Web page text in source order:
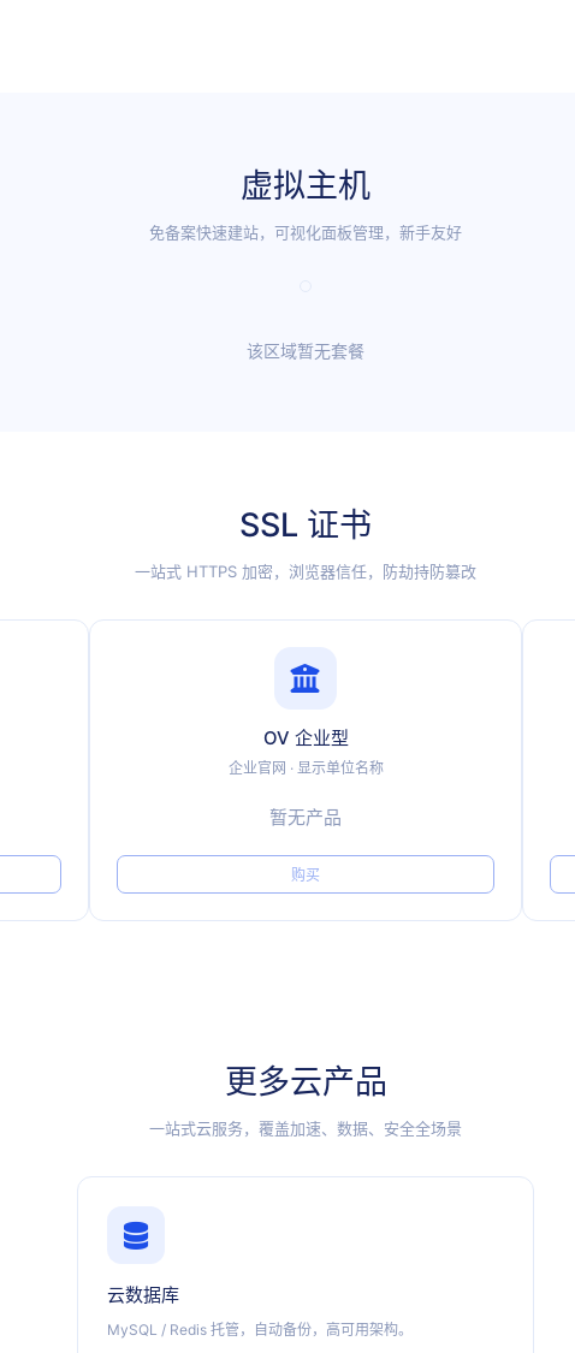
虚拟主机
免备案快速建站，可视化面板管理，新手友好
该区域暂无套餐
SSL 证书
一站式 HTTPS 加密，浏览器信任，防劫持防篡改
OV 企业型
企业官网 · 显示单位名称
暂无产品
购买
更多云产品
一站式云服务，覆盖加速、数据、安全全场景
云数据库
MySQL / Redis 托管，自动备份，高可用架构。